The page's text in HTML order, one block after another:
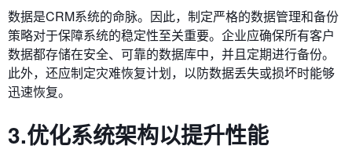
数据是CRM系统的命脉。因此，制定严格的数据管理和备份
策略对于保障系统的稳定性至关重要。企业应确保所有客户
数据都存储在安全、可靠的数据库中，并且定期进行备份。
此外，还应制定灾难恢复计划，以防数据丢失或损坏时能够
迅速恢复。
3.优化系统架构以提升性能